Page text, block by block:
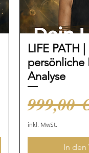
LIFE PATH
persönliche
Analyse
999,00
inkl. MwSt.
In den